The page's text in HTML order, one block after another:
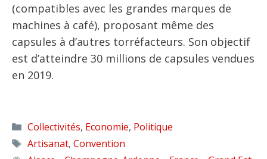
(compatibles avec les grandes marques de
machines à café), proposant même des
capsules à d’autres torréfacteurs. Son objectif
est d’atteindre 30 millions de capsules vendues
en 2019.
Catégories
Collectivités, Economie, Politique
Étiquettes
Artisanat, Convention